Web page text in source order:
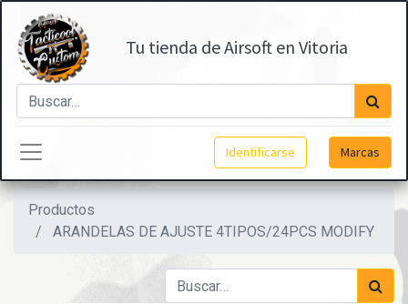
Tu tienda de Airsoft en Vitoria
Identificarse Marcas
Productos
ARANDELAS DE AJUSTE 4TIPOS/24PCS MODIFY